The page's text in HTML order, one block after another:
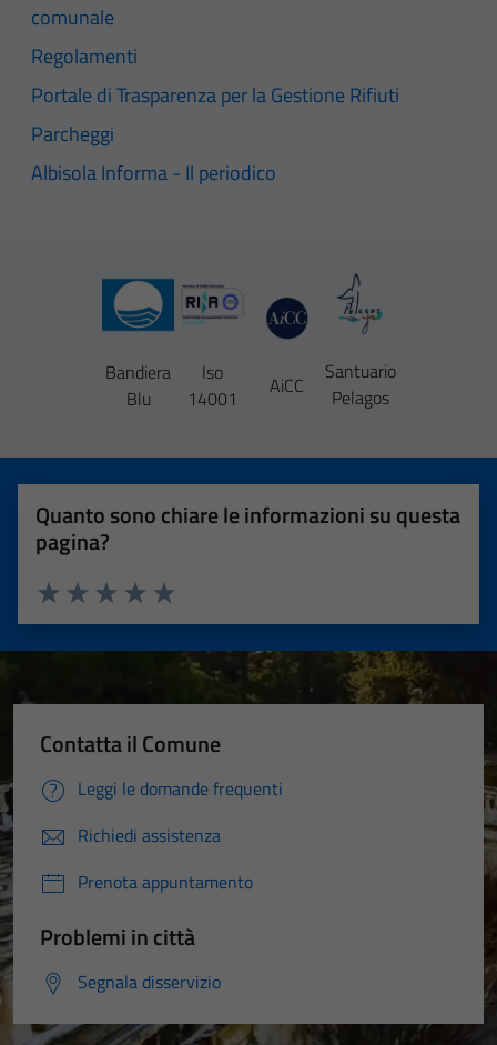
comunale
Regolamenti
Portale di Trasparenza per la Gestione Rifiuti
Parcheggi
Albisola Informa - Il periodico
Bandiera
Blu
Iso
14001
AiCC
Santuario
Pelagos
Quanto sono chiare le informazioni su questa
pagina?
Valuta 5 stelle su 5
Valuta 4 stelle su 5
Valuta 3 stelle su 5
Valuta 2 stelle su 5
Valuta 1 stelle su 5
Contatta il Comune
Leggi le domande frequenti
Richiedi assistenza
Prenota appuntamento
Problemi in città
Segnala disservizio